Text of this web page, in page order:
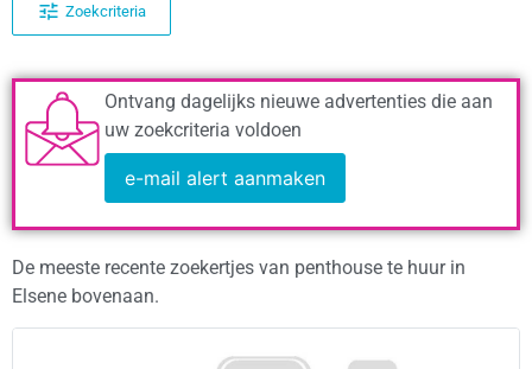
Zoekcriteria
Ontvang dagelijks nieuwe advertenties die aan
uw zoekcriteria voldoen
e-mail alert aanmaken
De meeste recente zoekertjes van penthouse te huur in
Elsene bovenaan.